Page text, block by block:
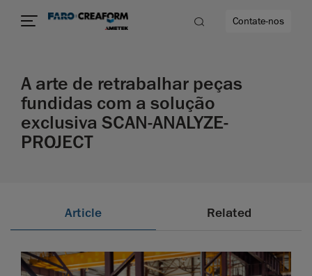
mais
Contate-nos
A arte de retrabalhar peças
fundidas com a solução
exclusiva SCAN-ANALYZE-
PROJECT
Article Related